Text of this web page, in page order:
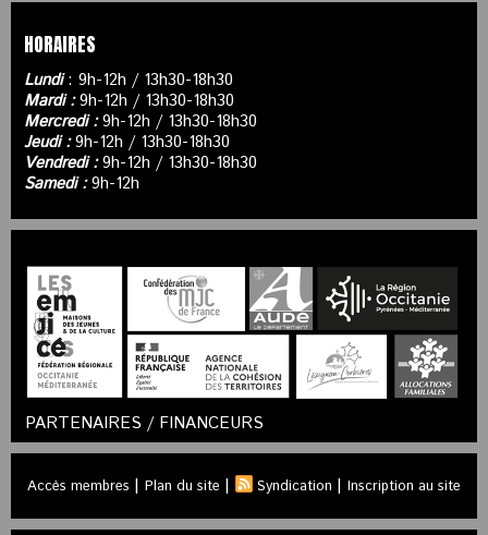
HORAIRES
Lundi: 9h-12h / 13h30-18h30
Mardi :9h-12h / 13h30-18h30
Mercredi :9h-12h / 13h30-18h30
Jeudi :9h-12h / 13h30-18h30
Vendredi :9h-12h / 13h30-18h30
Samedi :9h-12h
PARTENAIRES / FINANCEURS
Accès membres | Plan du site | Syndication | Inscription au site